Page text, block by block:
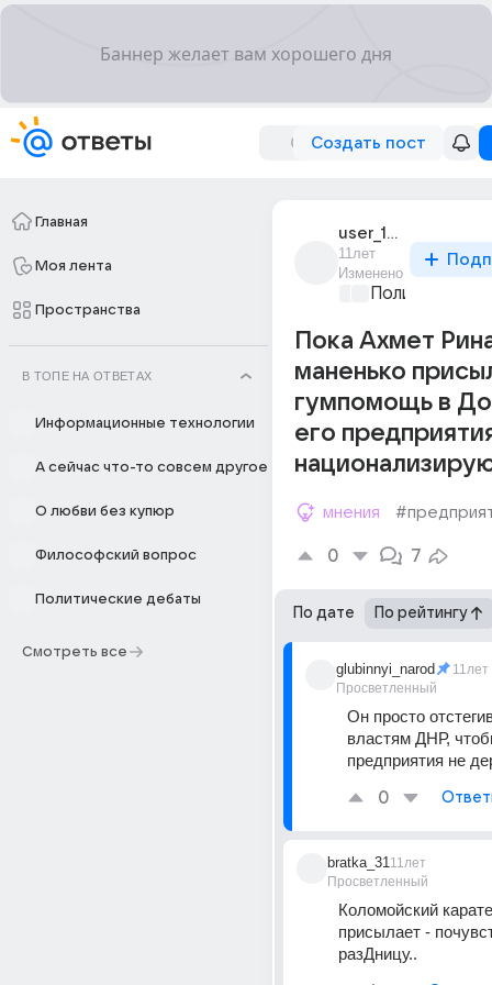
Создать пост
Главная
Моя лента
Пространства
В ТОПЕ НА ОТВЕТАХ
Информационные технологии
А сейчас что-то совсем другое
О любви без купюр
Философский вопрос
Политические дебаты
Смотреть все
user_178254565
11лет
Изменено
Пока Ахмет
маненько
гумпомощь в
его
мнения
0 7
По дате По рейтингу
glubinnyi_narod
Просветленный
11лет
Он просто
властям ДНР,
предприятия не
0
bratka_31
Просветленный
11лет
Коломойский
присылает -
разДницу..